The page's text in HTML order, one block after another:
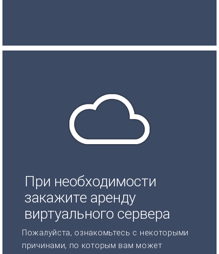
При необходимости
закажите аренду
виртуального сервера
Пожалуйста, ознакомьтесь с некоторыми
причинами, по которым вам может